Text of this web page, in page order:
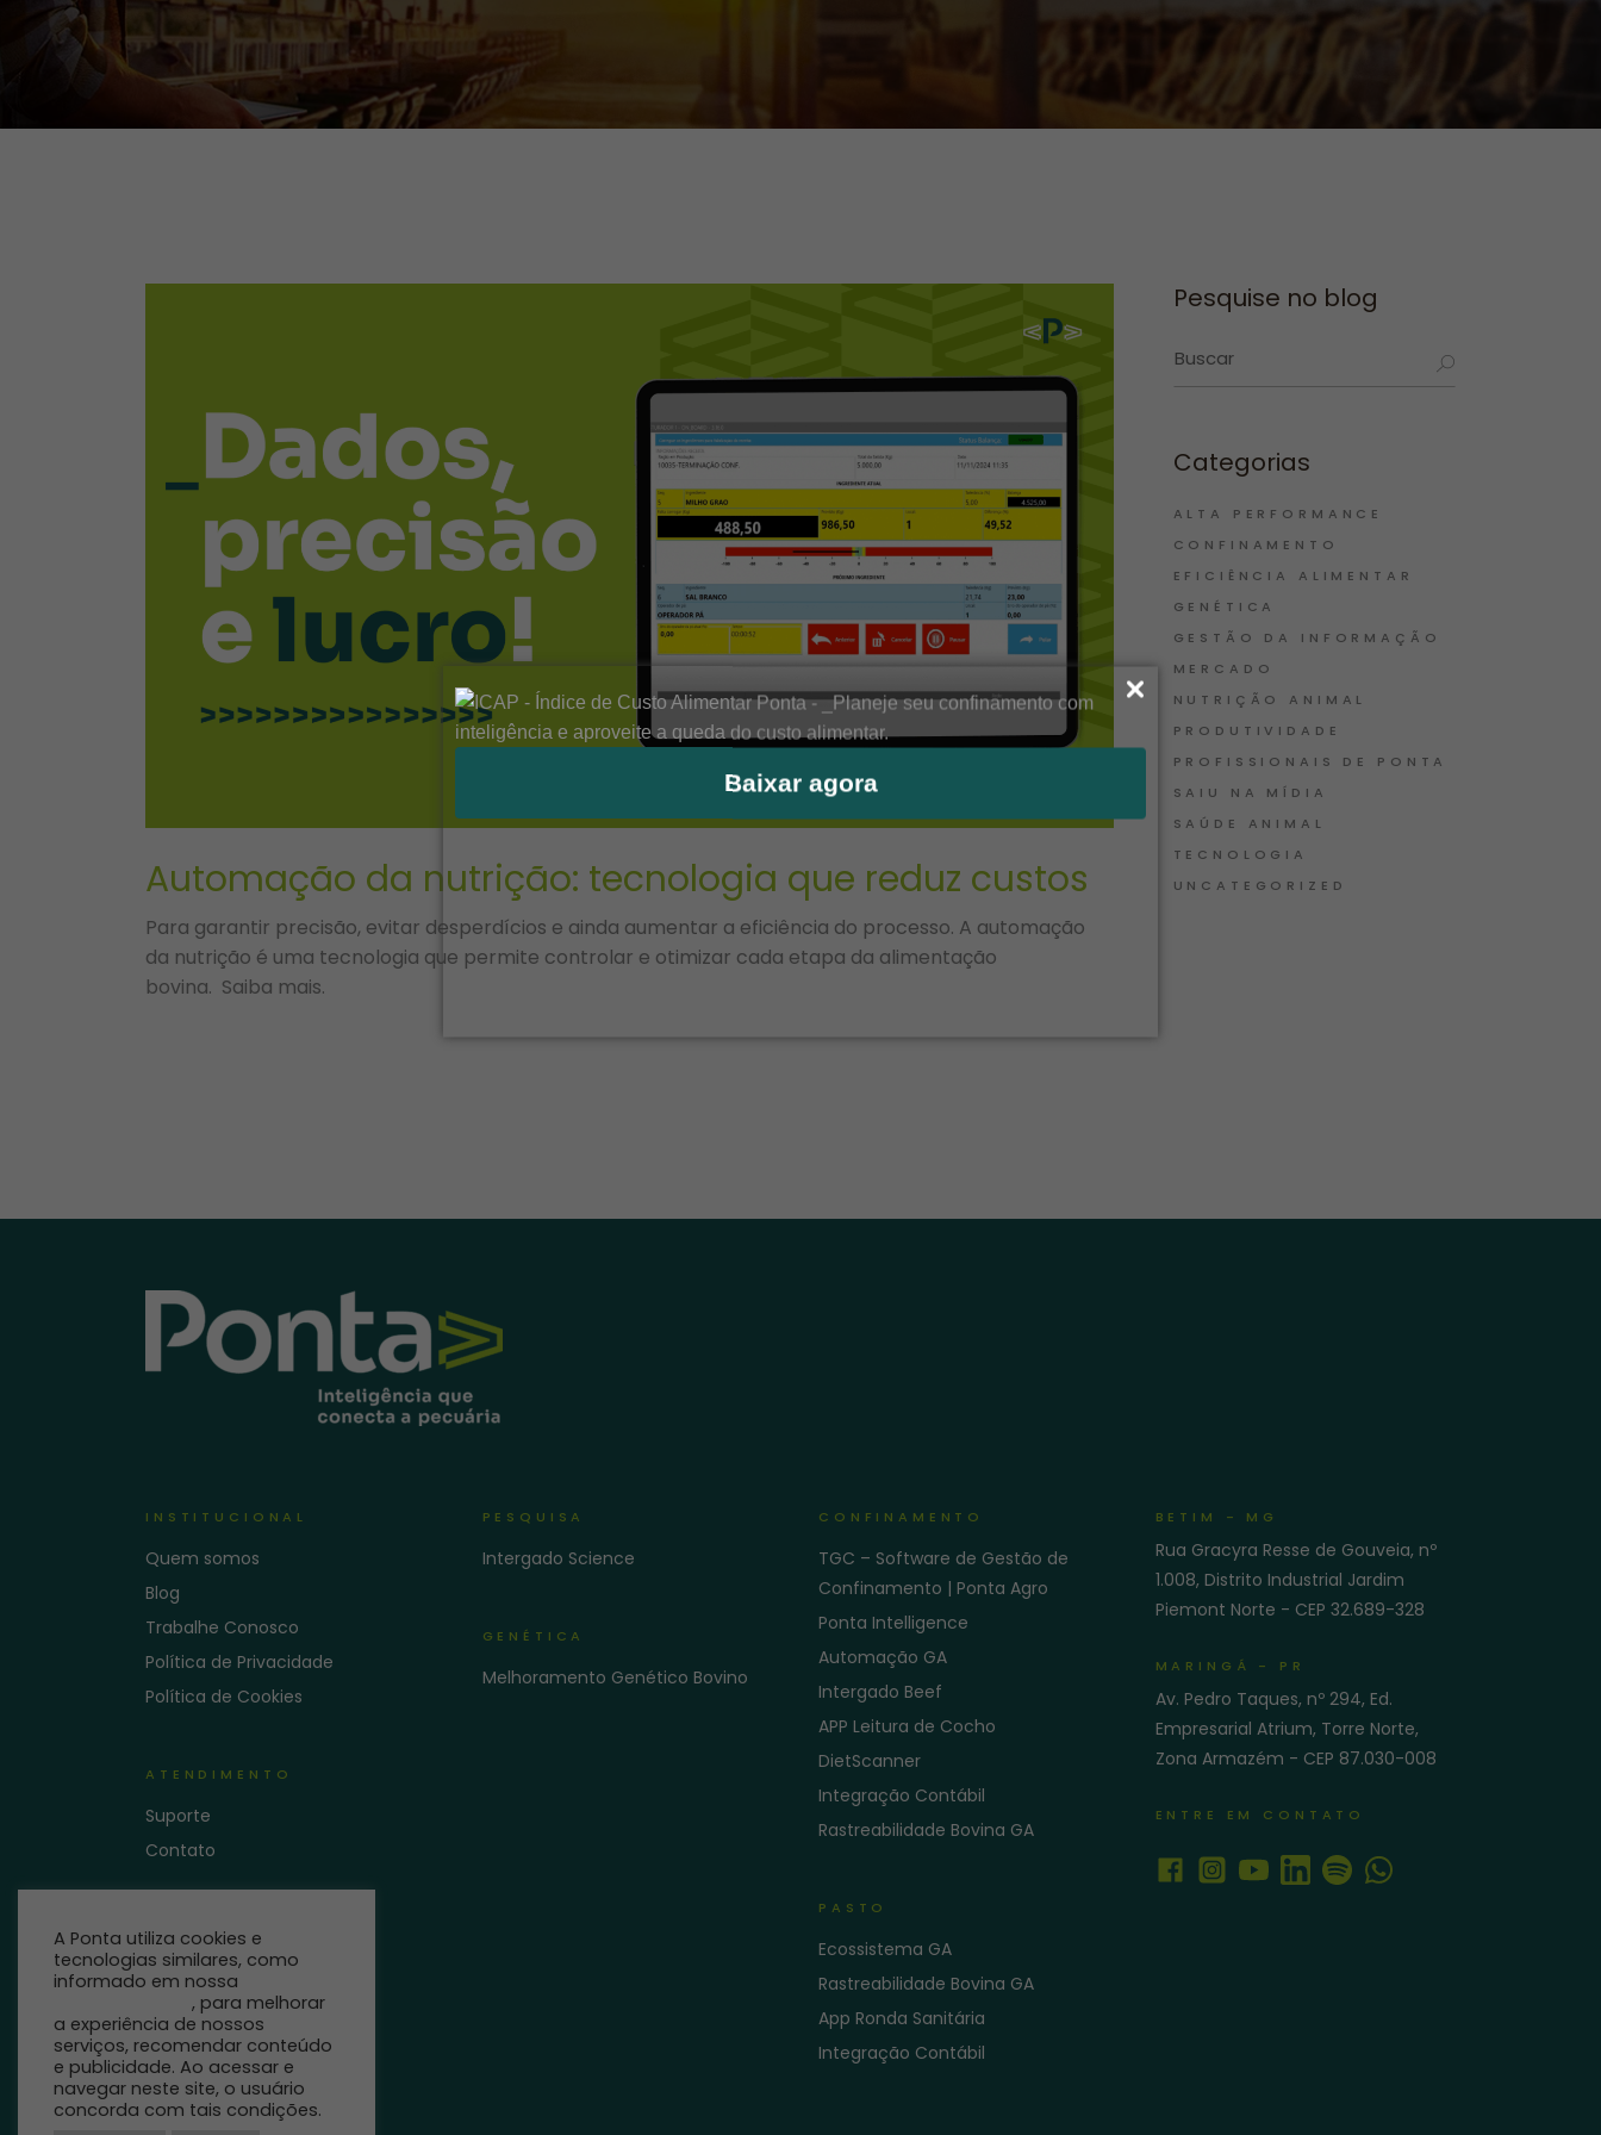
Baixar agora
Automação da nutrição: tecnologia que reduz custos
Para garantir precisão, evitar desperdícios e ainda aumentar a eficiência do processo. A automação
da nutrição é uma tecnologia que permite controlar e otimizar cada etapa da alimentação
bovina. Saiba mais.
Pesquise no blog
Categorias
ALTA PERFORMANCE
CONFINAMENTO
EFICIÊNCIA ALIMENTAR
GENÉTICA
GESTÃO DA INFORMAÇÃO
MERCADO
NUTRIÇÃO ANIMAL
PRODUTIVIDADE
PROFISSIONAIS DE PONTA
SAIU NA MÍDIA
SAÚDE ANIMAL
TECNOLOGIA
UNCATEGORIZED
INSTITUCIONAL
Quem somos
Blog
Trabalhe Conosco
Política de Privacidade
Política de Cookies
ATENDIMENTO
Suporte
Contato
PESQUISA
Intergado Science
GENÉTICA
Melhoramento Genético Bovino
CONFINAMENTO
TGC – Software de Gestão de
Confinamento | Ponta Agro
Ponta Intelligence
Automação GA
Intergado Beef
APP Leitura de Cocho
DietScanner
Integração Contábil
Rastreabilidade Bovina GA
PASTO
Ecossistema GA
Rastreabilidade Bovina GA
App Ronda Sanitária
Integração Contábil
BETIM - MG
Rua Gracyra Resse de Gouveia, nº
1.008, Distrito Industrial Jardim
Piemont Norte - CEP 32.689-328
MARINGÁ - PR
Av. Pedro Taques, nº 294, Ed.
Empresarial Atrium, Torre Norte,
Zona Armazém - CEP 87.030-008
ENTRE EM CONTATO
A Ponta utiliza cookies e
tecnologias similares, como
informado em nossa
, para melhorar
a experiência de nossos
serviços, recomendar conteúdo
e publicidade. Ao acessar e
navegar neste site, o usuário
concorda com tais condições.